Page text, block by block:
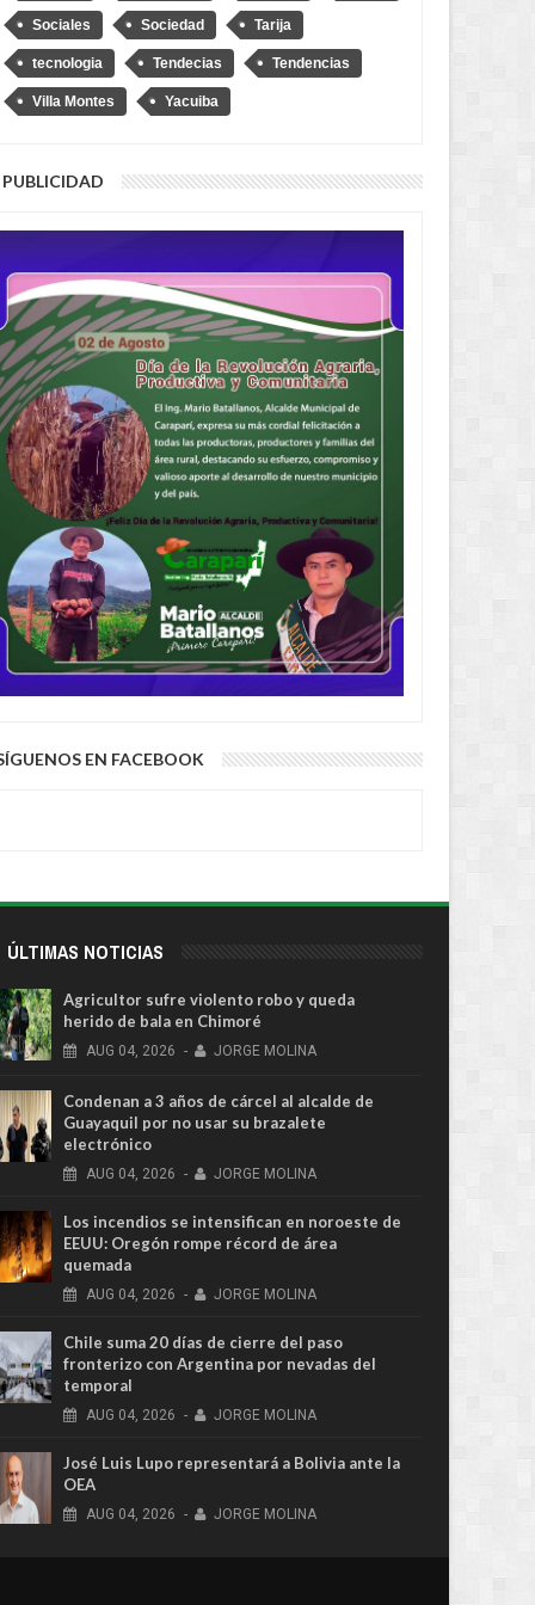
Lupo representará a
“No soy Diprove, no hagan el
robado
Sociales Sociedad Tarija
tecnologia Tendecias Tendencias
Villa Montes Yacuiba
PUBLICIDAD
EN FACEBOOK
ÚLTIMAS NOTICIAS
Agricultor sufre violento robo y queda
herido de bala en Chimoré
AUG 04, 2026 - JORGE MOLINA
Condenan a 3 años de cárcel al alcalde de
Guayaquil por no usar su brazalete
electrónico
AUG 04, 2026 - JORGE MOLINA
Los incendios se intensifican en noroeste de
EEUU: Oregón rompe récord de área
quemada
AUG 04, 2026 - JORGE MOLINA
Chile suma 20 días de cierre del paso
fronterizo con Argentina por nevadas del
temporal
AUG 04, 2026 - JORGE MOLINA
José Luis Lupo representará a Bolivia ante la
OEA
AUG 04, 2026 - JORGE MOLINA